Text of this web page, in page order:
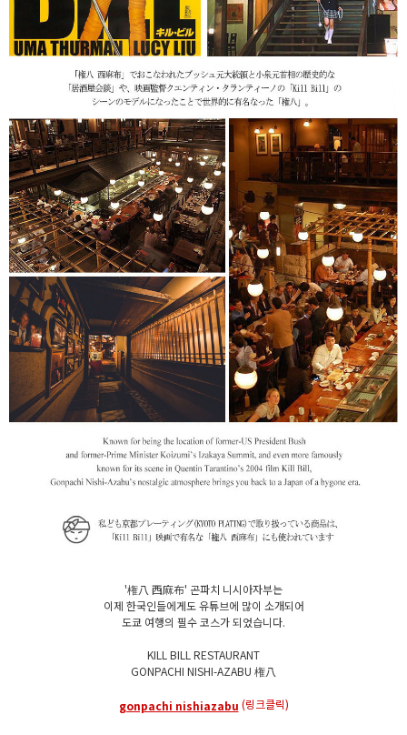
'権八 西麻布' 곤파치 니시아자부는
이제 한국인들에게도 유튜브에 많이 소개되어
도쿄 여행의 필수 코스가 되었습니다.
KILL BILL RESTAURANT
GONPACHI NISHI-AZABU 権八
gonpachi nishiazabu (링크클릭)